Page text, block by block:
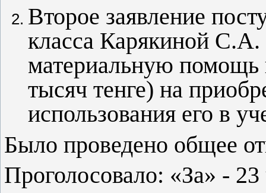
Второе заявление
класса Карякиной С.А.
материальную помощь
тысяч тенге) на
использования его в
Было проведено общее
Проголосовало: «За» - 23